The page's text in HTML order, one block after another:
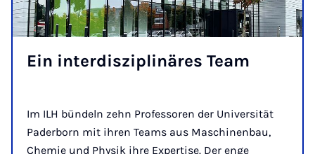
Ein in­ter­dis­zi­pli­näres Team
Im ILH bündeln zehn Professoren der Universität
Paderborn mit ihren Teams aus Maschinenbau,
Chemie und Physik ihre Expertise. Der enge